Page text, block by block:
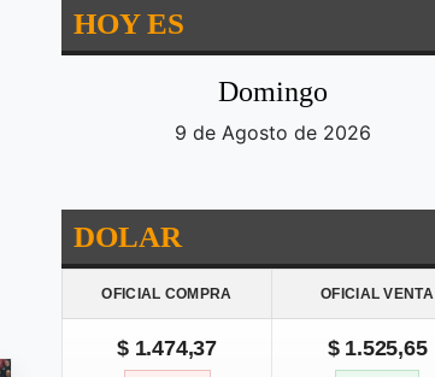
HOY ES
Domingo
9 de Agosto de 2026
DOLAR
OFICIAL COMPRA OFICIAL VENTA
$ 1.474,37 $ 1.525,65